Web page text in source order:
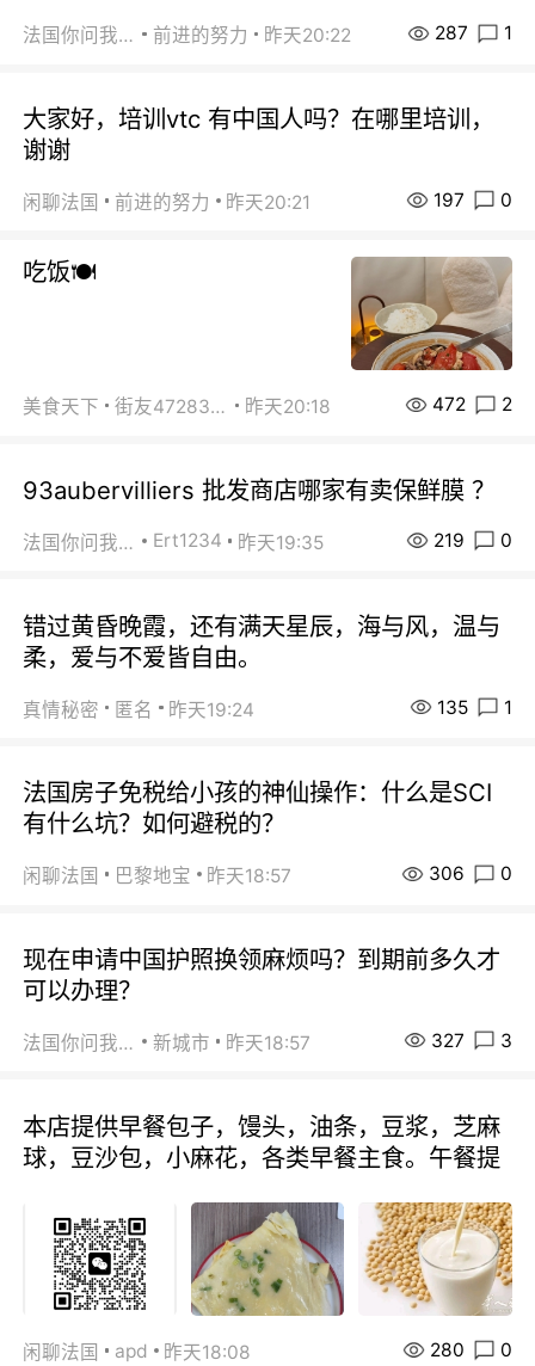
法国你问我答 前进的努力 昨天20:22 287 1
大家好，培训vtc 有中国人吗？在哪里培训，
谢谢
闲聊法国 前进的努力 昨天20:21 197 0
吃饭🍽️
美食天下 街友472838572 昨天20:18 472 2
93aubervilliers 批发商店哪家有卖保鲜膜 ？
法国你问我答 Ert1234 昨天19:35 219 0
错过黄昏晚霞，还有满天星辰，海与风，温与
柔，爱与不爱皆自由。
真情秘密 匿名 昨天19:24 135 1
法国房子免税给小孩的神仙操作：什么是SCI
有什么坑？如何避税的？
闲聊法国 巴黎地宝 昨天18:57 306 0
现在申请中国护照换领麻烦吗？到期前多久才
可以办理？
法国你问我答 新城市 昨天18:57 327 3
本店提供早餐包子，馒头，油条，豆浆，芝麻
球，豆沙包，小麻花，各类早餐主食。午餐提
闲聊法国 apd 昨天18:08 280 0